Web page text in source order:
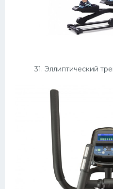
31. Эллиптический